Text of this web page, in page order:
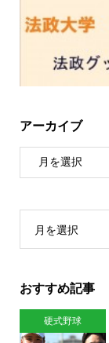
アーカイブ
月を選択
おすすめ記事
硬式野球